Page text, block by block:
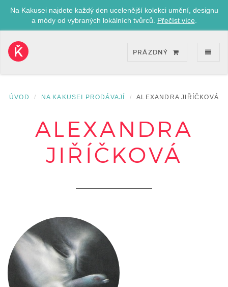
Na Kakusei najdete každý den ucelenější kolekci umění, designu
a módy od vybraných lokálních tvůrců. Přečíst více
přejít
úvodní
PRÁZDNÝ
ÚVOD NA KAKUSEI PRODÁVAJÍ ALEXANDRA JIŘÍČKOVÁ
ALEXANDRA
JIŘÍČKOVÁ